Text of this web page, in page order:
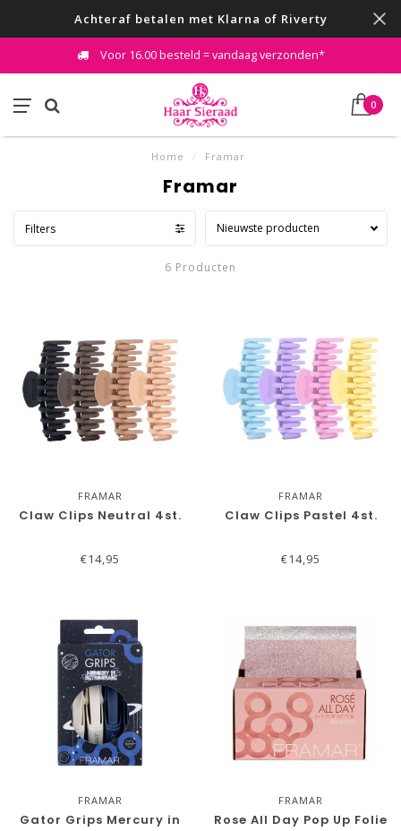
Achteraf betalen met Klarna of Riverty
Voor 16.00 besteld = vandaag verzonden*
0
Home / Framar
Framar
Filters Nieuwste producten
6 Producten
FRAMAR
Claw Clips Neutral 4st.
€14,95
FRAMAR
Claw Clips Pastel 4st.
€14,95
FRAMAR
Gator Grips Mercury in
FRAMAR
Rose All Day Pop Up Folie